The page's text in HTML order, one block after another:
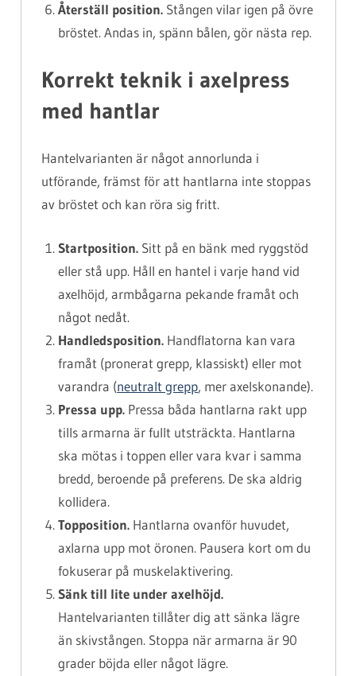
Återställ position. Stången vilar igen på övre
bröstet. Andas in, spänn bålen, gör nästa rep.
Korrekt teknik i axelpress
med hantlar
Hantelvarianten är något annorlunda i
utförande, främst för att hantlarna inte stoppas
av bröstet och kan röra sig fritt.
Startposition. Sitt på en bänk med ryggstöd
eller stå upp. Håll en hantel i varje hand vid
axelhöjd, armbågarna pekande framåt och
något nedåt.
Handledsposition. Handflatorna kan vara
framåt (pronerat grepp, klassiskt) eller mot
varandra (neutralt grepp, mer axelskonande).
Pressa upp. Pressa båda hantlarna rakt upp
tills armarna är fullt utsträckta. Hantlarna
ska mötas i toppen eller vara kvar i samma
bredd, beroende på preferens. De ska aldrig
kollidera.
Topposition. Hantlarna ovanför huvudet,
axlarna upp mot öronen. Pausera kort om du
fokuserar på muskelaktivering.
Sänk till lite under axelhöjd.
Hantelvarianten tillåter dig att sänka lägre
än skivstången. Stoppa när armarna är 90
grader böjda eller något lägre.